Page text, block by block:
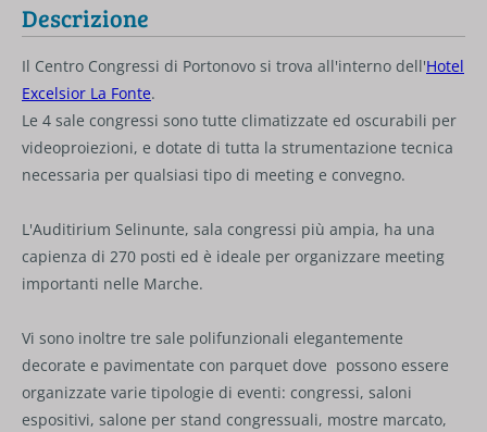
Descrizione
Il Centro Congressi di Portonovo si trova all'interno dell'Hotel
Excelsior La Fonte.
Le 4 sale congressi sono tutte climatizzate ed oscurabili per
videoproiezioni, e dotate di tutta la strumentazione tecnica
necessaria per qualsiasi tipo di meeting e convegno.
L'Auditirium Selinunte, sala congressi più ampia, ha una
capienza di 270 posti ed è ideale per organizzare meeting
importanti nelle Marche.
Vi sono inoltre tre sale polifunzionali elegantemente
decorate e pavimentate con parquet dove possono essere
organizzate varie tipologie di eventi: congressi, saloni
espositivi, salone per stand congressuali, mostre marcato,